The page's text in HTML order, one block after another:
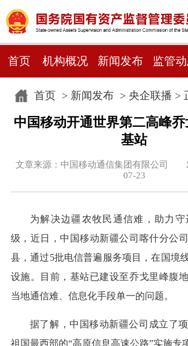
首页 机构概况 新闻发布 监管
首页> 新闻发布> 央企联播 >
中国移动开通世界第二高峰
基站
文章来源：中国移动通信集团有限公司
07-23
为解决边疆农牧民通信难，助力
级，近日，中国移动新疆公司喀什分公
县，通过5批电信普遍服务项目，在国境
设施。目前，基站已建设至乔戈里峰腹
当地通信难、信息化手段单一的问题。
据了解，中国移动新疆公司成立了
祖国最西部的“高原信息高速公路”实施专